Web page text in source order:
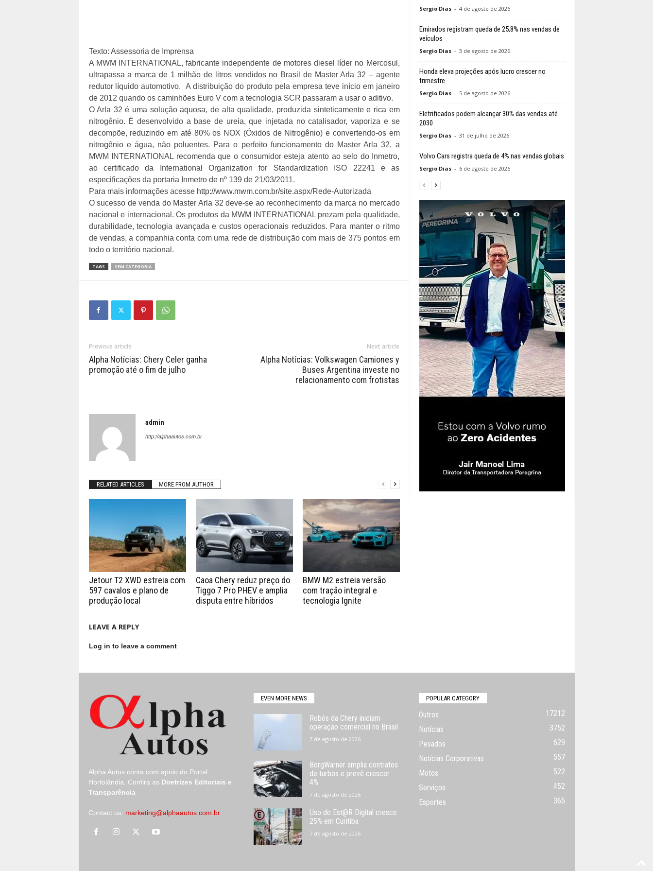
Texto: Assessoria de Imprensa
A MWM INTERNATIONAL, fabricante independente de motores diesel líder no Mercosul,
ultrapassa a marca de 1 milhão de litros vendidos no Brasil de Master Arla 32 – agente
redutor líquido automotivo. A distribuição do produto pela empresa teve início em janeiro
de 2012 quando os caminhões Euro V com a tecnologia SCR passaram a usar o aditivo.
O Arla 32 é uma solução aquosa, de alta qualidade, produzida sinteticamente e rica em
nitrogênio. É desenvolvido a base de ureia, que injetada no catalisador, vaporiza e se
decompõe, reduzindo em até 80% os NOX (Óxidos de Nitrogênio) e convertendo-os em
nitrogênio e água, não poluentes. Para o perfeito funcionamento do Master Arla 32, a
MWM INTERNATIONAL recomenda que o consumidor esteja atento ao selo do Inmetro,
ao certificado da International Organization for Standardization ISO 22241 e as
especificações da portaria Inmetro de nº 139 de 21/03/2011.
Para mais informações acesse http://www.mwm.com.br/site.aspx/Rede-Autorizada
O sucesso de venda do Master Arla 32 deve-se ao reconhecimento da marca no mercado
nacional e internacional. Os produtos da MWM INTERNATIONAL prezam pela qualidade,
durabilidade, tecnologia avançada e custos operacionais reduzidos. Para manter o ritmo
de vendas, a companhia conta com uma rede de distribuição com mais de 375 pontos em
todo o território nacional.
TAGS SEM CATEGORIA
Previous article
Alpha Notícias: Chery Celer ganha
promoção até o fim de julho
Next article
Alpha Notícias: Volkswagen Camiones y
Buses Argentina investe no
relacionamento com frotistas
admin
http://alphaautos.com.br
RELATED ARTICLES MORE FROM AUTHOR
Jetour T2 XWD estreia com
597 cavalos e plano de
produção local
Caoa Chery reduz preço do
Tiggo 7 Pro PHEV e amplia
disputa entre híbridos
BMW M2 estreia versão
com tração integral e
tecnologia Ignite
LEAVE A REPLY
Log in to leave a comment
Sergio Dias - 4 de agosto de 2026
Emirados registram queda de 25,8% nas vendas de
veículos
Sergio Dias - 3 de agosto de 2026
Honda eleva projeções após lucro crescer no
trimestre
Sergio Dias - 5 de agosto de 2026
Eletrificados podem alcançar 30% das vendas até
2030
Sergio Dias - 31 de julho de 2026
Volvo Cars registra queda de 4% nas vendas globais
Sergio Dias - 6 de agosto de 2026
Alpha Autos conta com apoio do Portal
Hortolândia.
Confira as Diretrizes Editoriais e
Transparência
Contact us: marketing@alphaautos.com.br
EVEN MORE NEWS
Robôs da Chery iniciam
operação comercial no Brasil
7 de agosto de 2026
BorgWarner amplia contratos
de turbos e prevê crescer
4%
7 de agosto de 2026
Uso do Est@R Digital cresce
25% em Curitiba
7 de agosto de 2026
POPULAR CATEGORY
Outros
17212
Notícias
3752
Pesados
629
Notícias Corporativas
557
Motos
522
Serviços
452
Esportes
365